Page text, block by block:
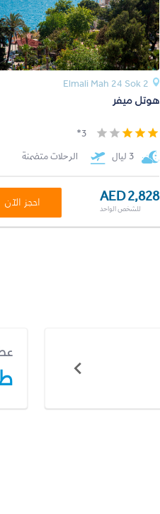
Elmali Mah 24 Sok 2
هوتل ميفر
3*
3 ليال
الرحلات متضمنة
AED 2,828
للشخص الواحد احجز الآن